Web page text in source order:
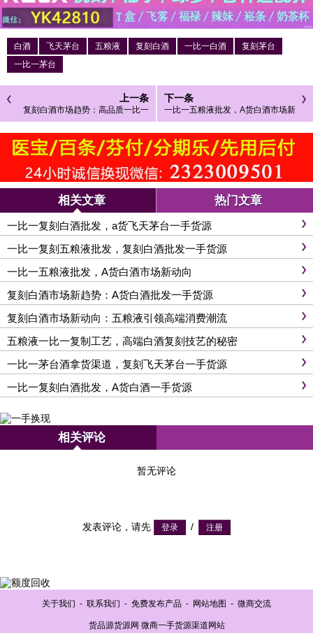
白酒 飞天茅台 五粮液 复刻白酒 一比一白酒
复刻茅台
一比一茅台
上一条
复刻白酒市场趋势：高品质一比一
下一条
一比一五粮液批发，A货白酒市场新
相关文章 热门文章
一比一复刻白酒批发，a货飞天茅台一手货源
一比一复刻五粮液批发，复刻白酒批发一手货源
一比一五粮液批发，A货白酒市场新动向
复刻白酒市场新趋势：A货白酒批发一手货源
复刻白酒市场新动向：五粮液引领高端消费潮流
五粮液一比一复制工艺，高端白酒复刻技艺的秘密
一比一茅台酒拿货渠道，复刻飞天茅台一手货源
一比一复刻白酒批发，A货白酒一手货源
相关评论
暂无评论
发表评论，请先 /
关于我们 - 联系我们 - 免费发布产品 - 网站地图 - 微商交流
货品源货源网 微商一手货源渠道网站